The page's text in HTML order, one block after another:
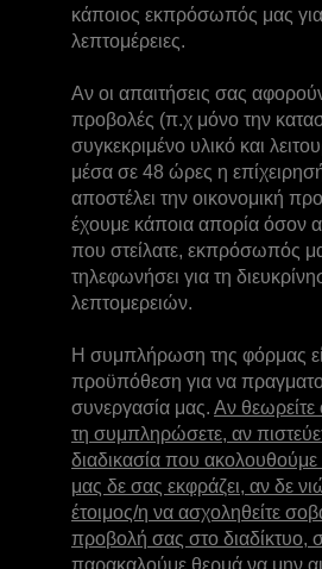
κάποιος εκπρόσωπός μας για
λεπτομέρειες.
Αν οι απαιτήσεις σας
προβολές (π.χ μόνο την
συγκεκριμένο υλικό και
μέσα σε 48 ώρες η
αποστέλει την οικονομική
έχουμε κάποια απορία όσον
που στείλατε, εκπρόσωπός
τηλεφωνήσει για τη
λεπτομερειών.
Η συμπλήρωση της φόρμας
προϋπόθεση για να
συνεργασία μας. Αν θεωρείτε
τη συμπληρώσετε, αν
διαδικασία που
μας δε σας εκφράζει, αν δε
έτοιμος/η να ασχοληθείτε
προβολή σας στο διαδίκτυο,
παρακαλούμε θερμά να μην